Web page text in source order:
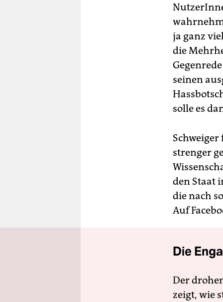
ja ganz
die
seinen
solle es
strenger
den Staat
die nach
Auf
Die
Der
zeigt, wie